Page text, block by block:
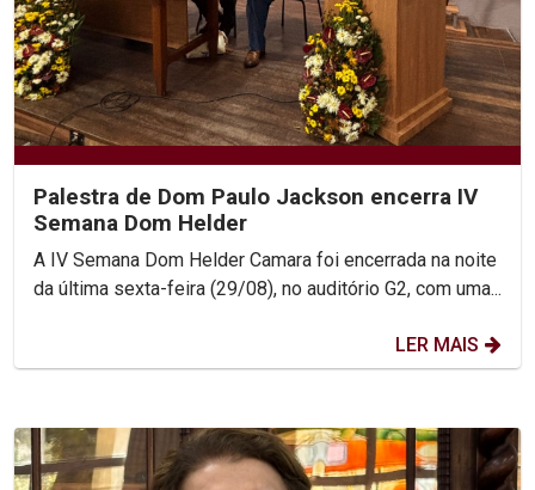
Palestra de Dom Paulo Jackson encerra IV
Semana Dom Helder
A IV Semana Dom Helder Camara foi encerrada na noite
da última sexta-feira (29/08), no auditório G2, com uma...
LER MAIS